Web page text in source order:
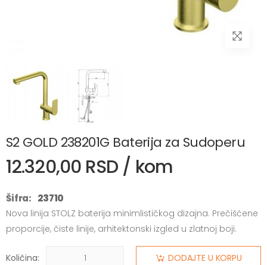
S2 GOLD 238201G Baterija za Sudoperu
12.320,00 RSD / kom
Šifra: 23710
Nova linija STOLZ baterija minimlističkog dizajna. Prečišćene
proporcije, čiste linije, arhitektonski izgled u zlatnoj boji.
Količina: DODAJTE U KORPU